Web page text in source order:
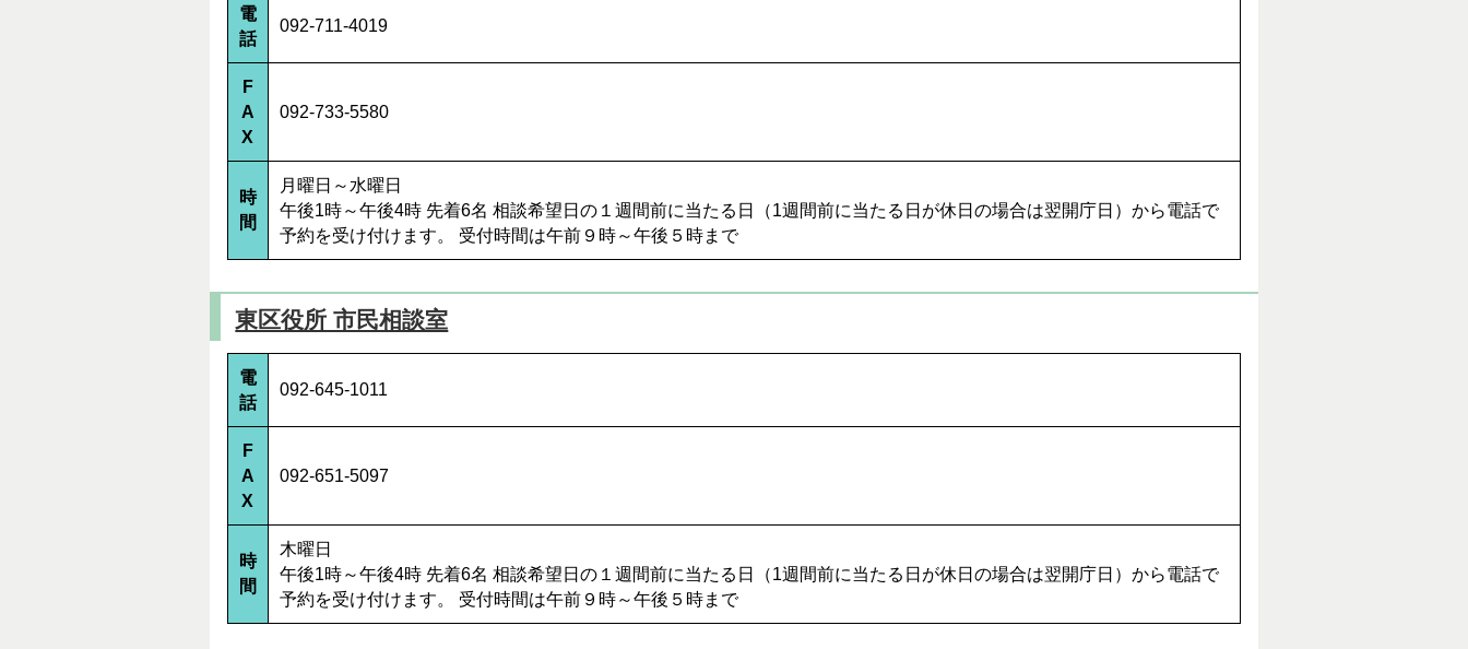
電
話
092-711-4019
F
A
X
092-733-5580
時
間
月曜日～水曜日
午後1時～午後4時 先着6名 相談希望日の１週間前に当たる日（1週間前に当たる日が休日の場合は翌開庁日）から電話で
予約を受け付けます。 受付時間は午前９時～午後５時まで
東区役所 市民相談室
電
話
092-645-1011
F
A
X
092-651-5097
時
間
木曜日
午後1時～午後4時 先着6名 相談希望日の１週間前に当たる日（1週間前に当たる日が休日の場合は翌開庁日）から電話で
予約を受け付けます。 受付時間は午前９時～午後５時まで